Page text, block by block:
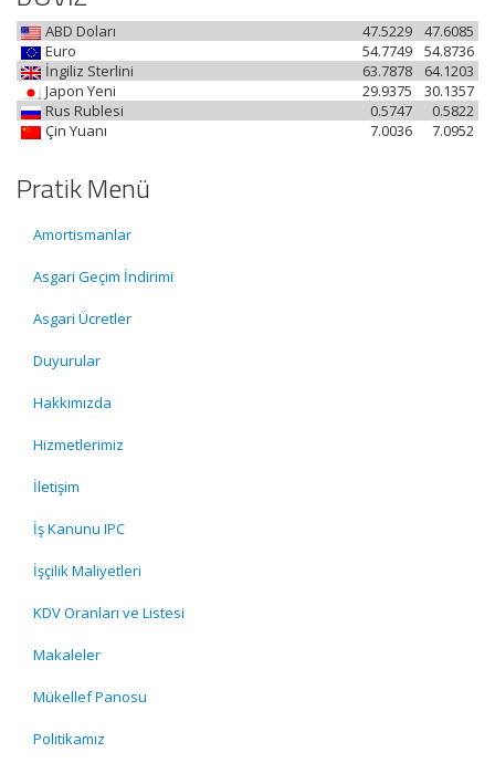
ABD Doları 47.6085
47.5229
Euro
54.8736
54.7749
İngiliz Sterlini
64.1203
63.7878
Japon Yeni
30.1357
29.9375
Rus Rublesi
0.5822
0.5747
Çin Yuanı
7.0952
7.0036
Pratik Menü
Amortismanlar
Asgari Geçim İndirimi
Asgari Ücretler
Duyurular
Hakkımızda
Hizmetlerimiz
İletişim
İş Kanunu IPC
İşçilik Maliyetleri
KDV Oranları ve Listesi
Makaleler
Mükellef Panosu
Politikamız